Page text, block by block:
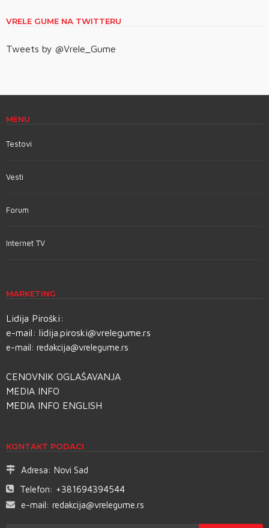
VRELE GUME NA TWITTERU
Tweets by @Vrele_Gume
MENU
Testovi
Vesti
Forum
Internet TV
MARKETING
Lidija Piroški:
e-mail: lidija.piroski@vrelegume.rs
e-mail: redakcija@vrelegume.rs
CENOVNIK OGLAŠAVANJA
MEDIA INFO
MEDIA INFO ENGLISH
KONTAKT PODACI
Adresa: Novi Sad
Telefon: +381694394544
e-mail: redakcija@vrelegume.rs